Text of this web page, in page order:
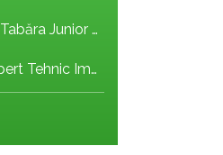
Am dat startul înscrierilor la Tabăra Junior Ranger 2026 – Oameni conectați prin natură – tineri și comunități pentru viitorul Parcului Național Retezat
Rezultat Final - Concurs Expert Tehnic Implementare 3 05.05.2026